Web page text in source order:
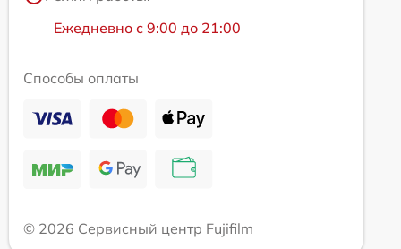
Ежедневно с 9:00 до 21:00
Способы оплаты
© 2026 Сервисный центр Fujifilm